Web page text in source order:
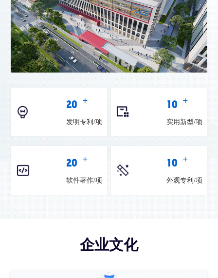
20 +
发明专利/项
10 +
实用新型/项
20 +
软件著作/项
10 +
外观专利/项
企业文化